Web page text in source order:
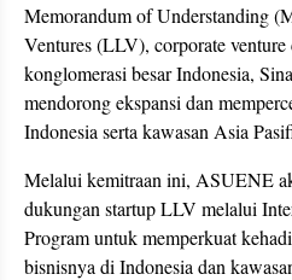
Memorandum of Understanding
Ventures (LLV), corporate venture
konglomerasi besar Indonesia,
mendorong ekspansi dan
Indonesia serta kawasan Asia
Melalui kemitraan ini, ASUENE
dukungan startup LLV melalui
Program untuk memperkuat
bisnisnya di Indonesia dan